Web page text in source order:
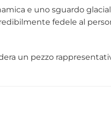
e uno sguardo
fedele al
un pezzo